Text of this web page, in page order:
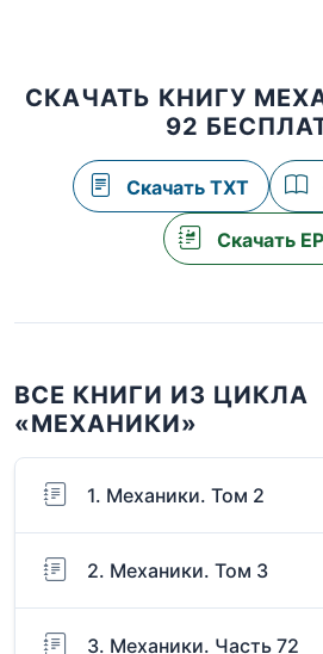
СКАЧАТЬ КНИГУ
92
Скачать TXT
Скачать
ВСЕ КНИГИ ИЗ ЦИКЛА
«МЕХАНИКИ»
1. Механики. Том 2
2. Механики. Том 3
3. Механики. Часть 72